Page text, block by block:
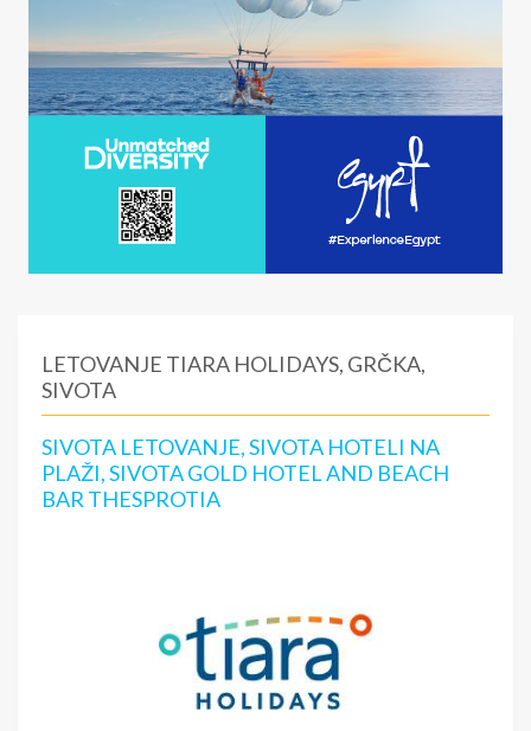
LETOVANJE TIARA HOLIDAYS, GRČKA,
SIVOTA
SIVOTA LETOVANJE, SIVOTA HOTELI NA
PLAŽI, SIVOTA GOLD HOTEL AND BEACH
BAR THESPROTIA